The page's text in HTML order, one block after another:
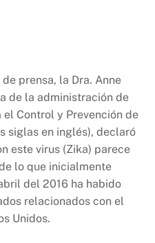
prensa, la Dra. Anne
de la administración de
Control y Prevención de
siglas en inglés), declaró
este virus (Zika) parece
lo que inicialmente
del 2016 ha habido
relacionados con el
Unidos.